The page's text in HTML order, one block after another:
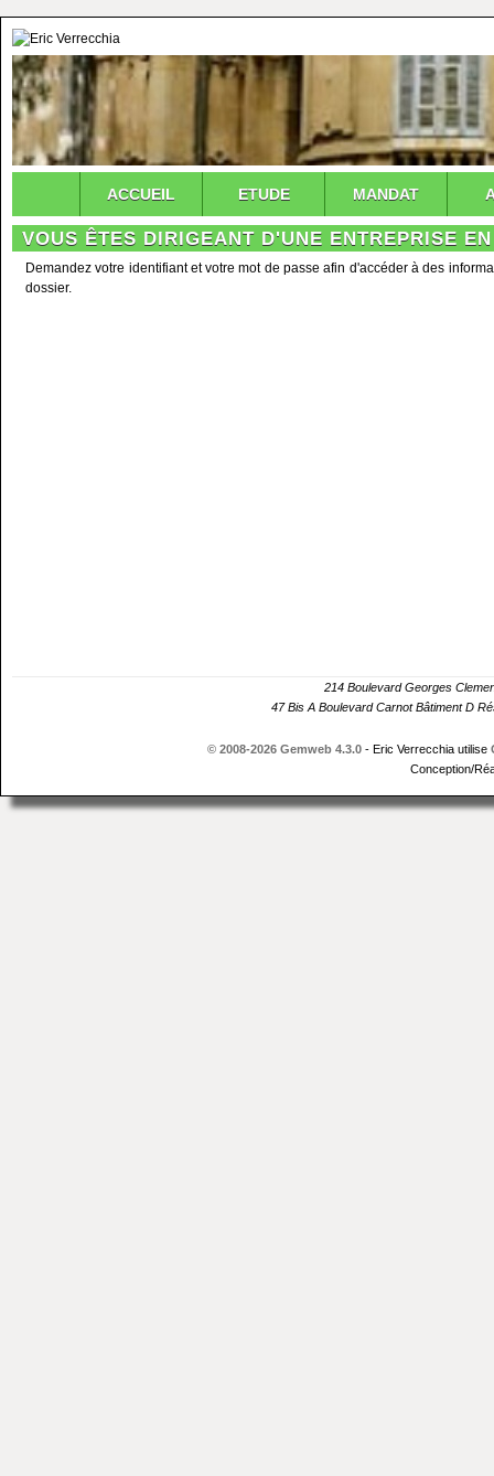
ACCUEIL ETUDE MANDAT
VOUS ÊTES DIRIGEANT D'UNE ENTREPRISE
Demandez votre identifiant et votre mot de passe afin d'accéder à des
dossier.
214 Boulevard Georges
47 Bis A Boulevard Carnot Bâtiment D
© 2008-2026 Gemweb 4.3.0- Eric Verrecchia utilise
Conception/